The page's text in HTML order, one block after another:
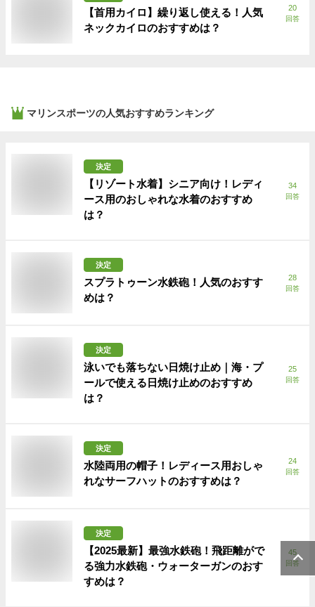
【首用カイロ】繰り返し使える！人気
ネックカイロのおすすめは？
20
回答
マリンスポーツの人気おすすめランキング
決定
【リゾート水着】シニア向け！レディ
ース用のおしゃれな水着のおすすめ
は？
34
回答
決定
スプラトゥーン水鉄砲！人気のおすす
めは？
28
回答
決定
泳いでも落ちない日焼け止め｜海・プ
ールで使える日焼け止めのおすすめ
は？
25
回答
決定
水陸両用の帽子！レディース用おしゃ
れなサーフハットのおすすめは？
24
回答
決定
【2025最新】最強水鉄砲！飛距離がで
る強力水鉄砲・ウォーターガンのおす
すめは？
45
回答